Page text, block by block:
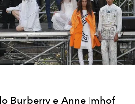
Burberry e Anne Imhof